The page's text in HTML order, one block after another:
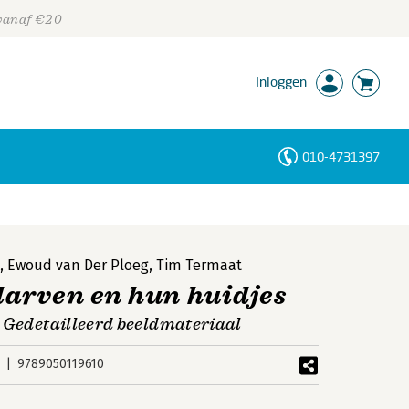
€20
Inloggen
010-4731397
, Ewoud van Der Ploeg,Tim Termaat
en hun huidjes
Gedetailleerd beeldmateriaal
9789050119610
Personen